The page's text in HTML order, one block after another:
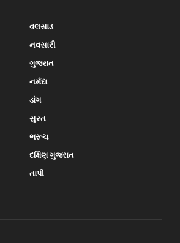
વલસાડ
નવસારી
ગુજરાત
નર્મદા
ડાંગ
સુરત
ભરૂચ
દક્ષિણ ગુજરાત
તાપી